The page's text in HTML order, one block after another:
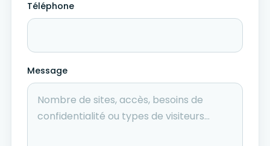
Téléphone
Message